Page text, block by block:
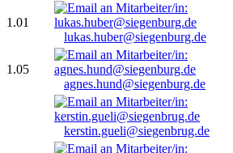
1.01
lukas.huber@siegenburg.de
1.05
agnes.hund@siegenburg.de
kerstin.gueli@siegenbrug.de